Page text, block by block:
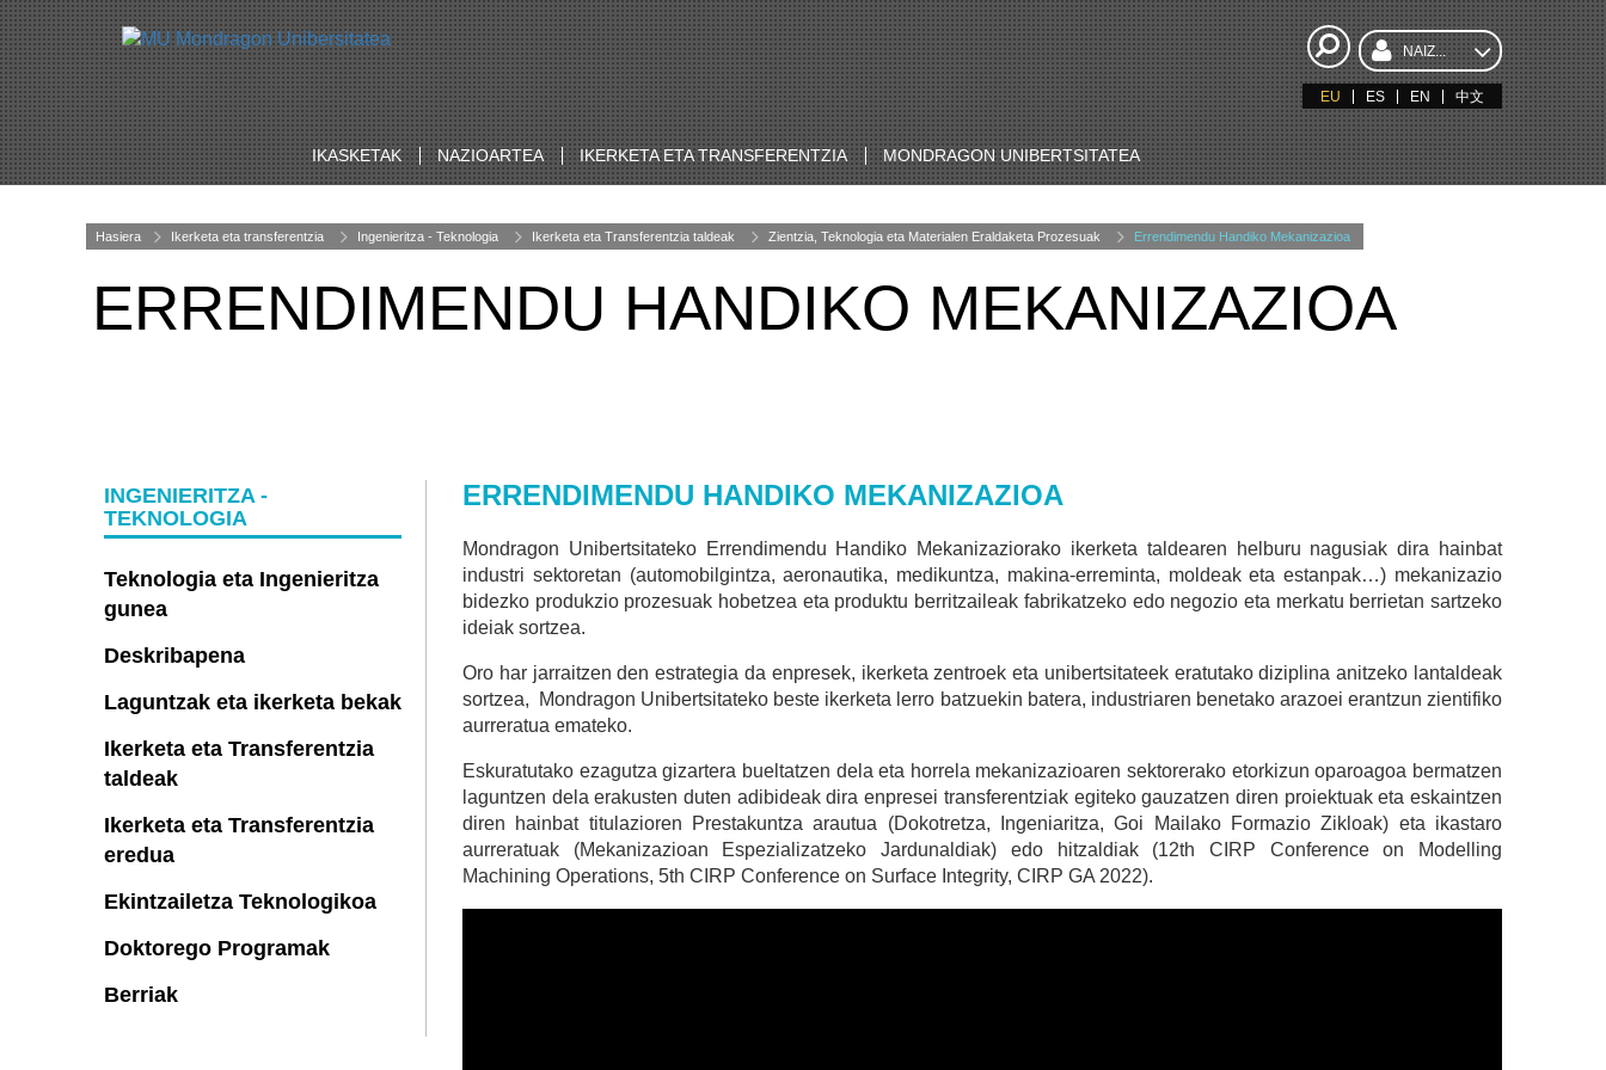
NAIZ...
EU ES EN 中文
IKASKETAK NAZIOARTEA IKERKETA ETA TRANSFERENTZIA MONDRAGON UNIBERTSITATEA
Hasiera Ikerketa eta transferentzia Ingenieritza - Teknologia Ikerketa eta Transferentzia taldeak Zientzia, Teknologia eta Materialen Eraldaketa Prozesuak Errendimendu Handiko Mekanizazioa
ERRENDIMENDU HANDIKO MEKANIZAZIOA
ERRENDIMENDU HANDIKO MEKANIZAZIOA
Mondragon Unibertsitateko Errendimendu Handiko Mekanizaziorako ikerketa taldearen helburu nagusiak dira hainbat
industri sektoretan (automobilgintza, aeronautika, medikuntza, makina-erreminta, moldeak eta estanpak…) mekanizazio
bidezko produkzio prozesuak hobetzea eta produktu berritzaileak fabrikatzeko edo negozio eta merkatu berrietan sartzeko
ideiak sortzea.
Oro har jarraitzen den estrategia da enpresek, ikerketa zentroek eta unibertsitateek eratutako diziplina anitzeko lantaldeak
sortzea, Mondragon Unibertsitateko beste ikerketa lerro batzuekin batera, industriaren benetako arazoei erantzun zientifiko
aurreratua emateko.
Eskuratutako ezagutza gizartera bueltatzen dela eta horrela mekanizazioaren sektorerako etorkizun oparoagoa bermatzen
laguntzen dela erakusten duten adibideak dira enpresei transferentziak egiteko gauzatzen diren proiektuak eta eskaintzen
diren hainbat titulazioren Prestakuntza arautua (Dokotretza, Ingeniaritza, Goi Mailako Formazio Zikloak) eta ikastaro
aurreratuak (Mekanizazioan Espezializatzeko Jardunaldiak) edo hitzaldiak (12th CIRP Conference on Modelling
Machining Operations, 5th CIRP Conference on Surface Integrity, CIRP GA 2022).
INGENIERITZA -
TEKNOLOGIA
Teknologia eta Ingenieritza
gunea
Deskribapena
Laguntzak eta ikerketa bekak
Ikerketa eta Transferentzia
taldeak
Ikerketa eta Transferentzia
eredua
Ekintzailetza Teknologikoa
Doktorego Programak
Berriak